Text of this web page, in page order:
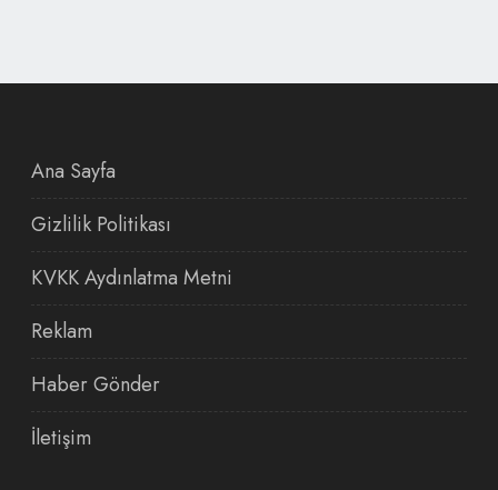
Ana Sayfa
Gizlilik Politikası
KVKK Aydınlatma Metni
Reklam
Haber Gönder
İletişim